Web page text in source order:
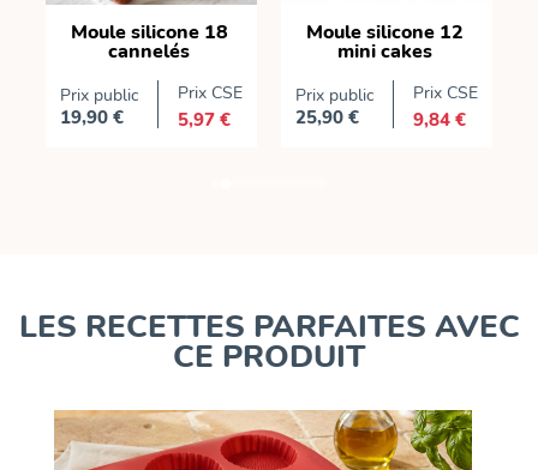
Moule silicone 18
cannelés
Prix public
Prix
19,90 €
Prix CSE
5,97 €
Moule silicone 12
mini cakes
Prix public
Prix
25,90 €
Prix CSE
9,84 €
LES RECETTES PARFAITES AVEC
CE PRODUIT